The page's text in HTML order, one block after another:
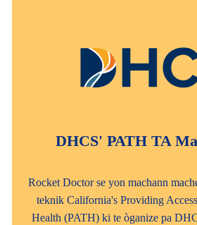
DHCS' PATH TA
Rocket Doctor se yon machann
teknik California's Providing
Health (PATH) ki te òganize pa